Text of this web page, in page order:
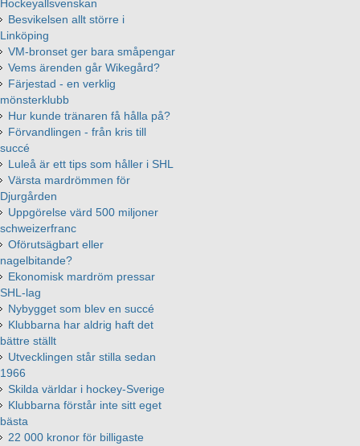
Hockeyallsvenskan
Besvikelsen allt större i
Linköping
VM-bronset ger bara småpengar
Vems ärenden går Wikegård?
Färjestad - en verklig
mönsterklubb
Hur kunde tränaren få hålla på?
Förvandlingen - från kris till
succé
Luleå är ett tips som håller i SHL
Värsta mardrömmen för
Djurgården
Uppgörelse värd 500 miljoner
schweizerfranc
Oförutsägbart eller
nagelbitande?
Ekonomisk mardröm pressar
SHL-lag
Nybygget som blev en succé
Klubbarna har aldrig haft det
bättre ställt
Utvecklingen står stilla sedan
1966
Skilda världar i hockey-Sverige
Klubbarna förstår inte sitt eget
bästa
22 000 kronor för billigaste